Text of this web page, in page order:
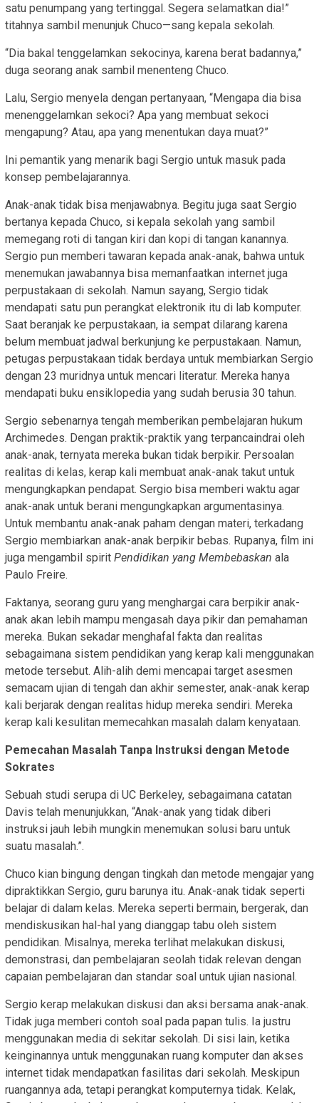
satu penumpang yang tertinggal. Segera selamatkan dia!”
titahnya sambil menunjuk Chuco—sang kepala sekolah.
“Dia bakal tenggelamkan sekocinya, karena berat badannya,”
duga seorang anak sambil menenteng Chuco.
Lalu, Sergio menyela dengan pertanyaan, “Mengapa dia bisa
menenggelamkan sekoci? Apa yang membuat sekoci
mengapung? Atau, apa yang menentukan daya muat?”
Ini pemantik yang menarik bagi Sergio untuk masuk pada
konsep pembelajarannya.
Anak-anak tidak bisa menjawabnya. Begitu juga saat Sergio
bertanya kepada Chuco, si kepala sekolah yang sambil
memegang roti di tangan kiri dan kopi di tangan kanannya.
Sergio pun memberi tawaran kepada anak-anak, bahwa untuk
menemukan jawabannya bisa memanfaatkan internet juga
perpustakaan di sekolah. Namun sayang, Sergio tidak
mendapati satu pun perangkat elektronik itu di lab komputer.
Saat beranjak ke perpustakaan, ia sempat dilarang karena
belum membuat jadwal berkunjung ke perpustakaan. Namun,
petugas perpustakaan tidak berdaya untuk membiarkan Sergio
dengan 23 muridnya untuk mencari literatur. Mereka hanya
mendapati buku ensiklopedia yang sudah berusia 30 tahun.
Sergio sebenarnya tengah memberikan pembelajaran hukum
Archimedes. Dengan praktik-praktik yang terpancaindrai oleh
anak-anak, ternyata mereka bukan tidak berpikir. Persoalan
realitas di kelas, kerap kali membuat anak-anak takut untuk
mengungkapkan pendapat. Sergio bisa memberi waktu agar
anak-anak untuk berani mengungkapkan argumentasinya.
Untuk membantu anak-anak paham dengan materi, terkadang
Sergio membiarkan anak-anak berpikir bebas. Rupanya, film ini
juga mengambil spirit Pendidikan yang Membebaskan ala
Paulo Freire.
Faktanya, seorang guru yang menghargai cara berpikir anak-
anak akan lebih mampu mengasah daya pikir dan pemahaman
mereka. Bukan sekadar menghafal fakta dan realitas
sebagaimana sistem pendidikan yang kerap kali menggunakan
metode tersebut. Alih-alih demi mencapai target asesmen
semacam ujian di tengah dan akhir semester, anak-anak kerap
kali berjarak dengan realitas hidup mereka sendiri. Mereka
kerap kali kesulitan memecahkan masalah dalam kenyataan.
Pemecahan Masalah Tanpa Instruksi dengan Metode
Sokrates
Sebuah studi serupa di UC Berkeley, sebagaimana catatan
Davis telah menunjukkan, “Anak-anak yang tidak diberi
instruksi jauh lebih mungkin menemukan solusi baru untuk
suatu masalah.”.
Chuco kian bingung dengan tingkah dan metode mengajar yang
dipraktikkan Sergio, guru barunya itu. Anak-anak tidak seperti
belajar di dalam kelas. Mereka seperti bermain, bergerak, dan
mendiskusikan hal-hal yang dianggap tabu oleh sistem
pendidikan. Misalnya, mereka terlihat melakukan diskusi,
demonstrasi, dan pembelajaran seolah tidak relevan dengan
capaian pembelajaran dan standar soal untuk ujian nasional.
Sergio kerap melakukan diskusi dan aksi bersama anak-anak.
Tidak juga memberi contoh soal pada papan tulis. Ia justru
menggunakan media di sekitar sekolah. Di sisi lain, ketika
keinginannya untuk menggunakan ruang komputer dan akses
internet tidak mendapatkan fasilitas dari sekolah. Meskipun
ruangannya ada, tetapi perangkat komputernya tidak. Kelak,